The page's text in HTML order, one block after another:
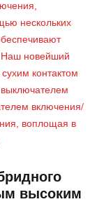
нескольких
Наш новейший
контактом
включения/
воплощая в
высоким